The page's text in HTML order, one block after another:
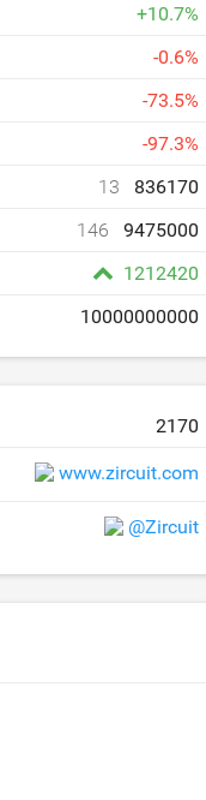
+10.7%
-0.6%
-73.5%
-97.3%
13
836170
146
9475000
1212420
10000000000
2170
www.zircuit.com
@Zircuit